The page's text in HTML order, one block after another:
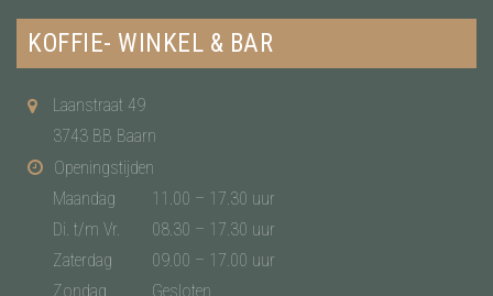
KOFFIE- WINKEL & BAR
Laanstraat 49
3743 BB Baarn
Openingstijden
Maandag
11.00 – 17.30 uur
Di. t/m Vr.
08.30 – 17.30 uur
Zaterdag
09.00 – 17.00 uur
Zondag
Gesloten